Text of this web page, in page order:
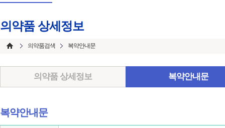
의약품 상세정보
의약품검색 복약안내문
의약품 상세정보 복약안내문
복약안내문